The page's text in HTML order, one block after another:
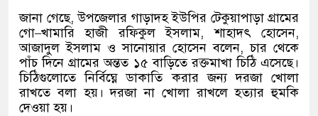
জানা গেছে,উপজেলার গাড়াদহ ইউপির টেকুয়াপাড়া গ্রামের
গো–খামারি হাজী রফিকুল ইসলাম,শাহাদৎ হোসেন,
আজাদুল ইসলাম ও সানোয়ার হোসেন বলেন,চার থেকে
পাঁচ দিনে গ্রামের অন্তত ১৫ বাড়িতে রক্তমাখা চিঠি এসেছে।
চিঠিগুলোতে নির্বিঘ্নে ডাকাতি করার জন্য দরজা খোলা
রাখতে বলা হয়। দরজা না খোলা রাখলে হত্যার হুমকি
দেওয়া হয়।